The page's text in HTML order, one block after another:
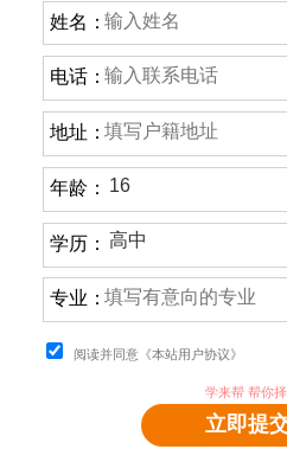
姓名：
电话：
地址：
年龄：
学历：
专业：
阅读并同意《本站用户协议》
学来帮 帮你
立即提